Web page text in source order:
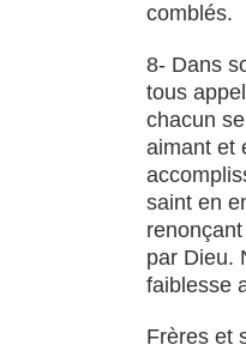
comblés.
8- Dans
tous
chacun
aimant et
saint en
par Dieu.
faiblesse
Frères et